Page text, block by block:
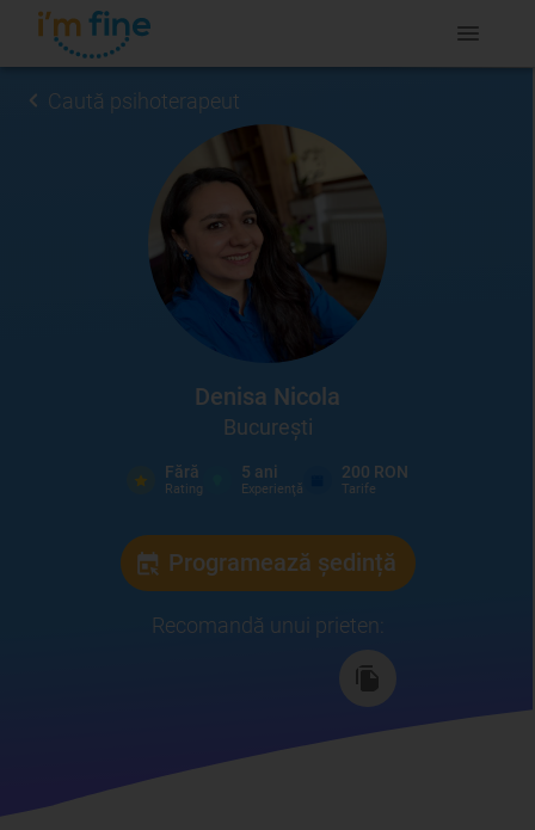
Caută psihoterapeut
Denisa Nicola
București
Fără
Rating
5 ani
Experienţă
200 RON
Tarife
Programează ședință
Recomandă unui prieten: